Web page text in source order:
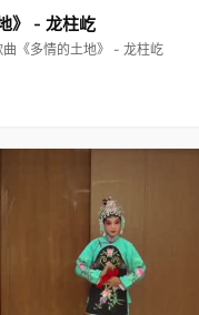
》 - 龙柱屹
《多情的土地》 - 龙柱屹